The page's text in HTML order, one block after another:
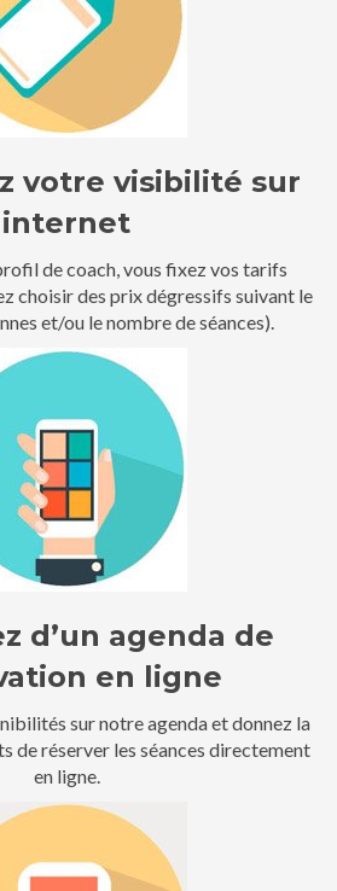
votre visibilité sur
internet
de coach, vous fixez vos tarifs
choisir des prix dégressifs suivant le
et/ou le nombre de séances).
d’un agenda de
en ligne
sur notre agenda et donnez la
de réserver les séances directement
en ligne.